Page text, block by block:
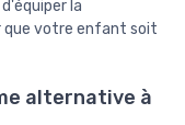
la
que votre enfant soit
alternative à